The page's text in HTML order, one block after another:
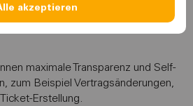
akzeptieren
maximale Transparenz und Self-
zum Beispiel Vertragsänderungen,
Erstellung.